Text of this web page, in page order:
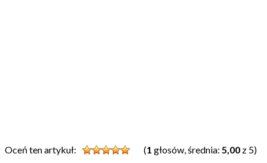
Oceń ten artykuł: (1 głosów, średnia: 5,00 z 5)